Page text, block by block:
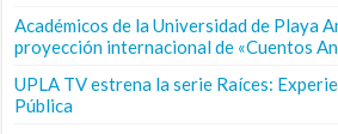
Académicos de la Universidad de Playa
proyección internacional de «Cuentos
UPLA TV estrena la serie Raíces:
Pública